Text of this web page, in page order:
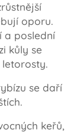
oporu.
a poslední
kůly se
se daří
keřů,